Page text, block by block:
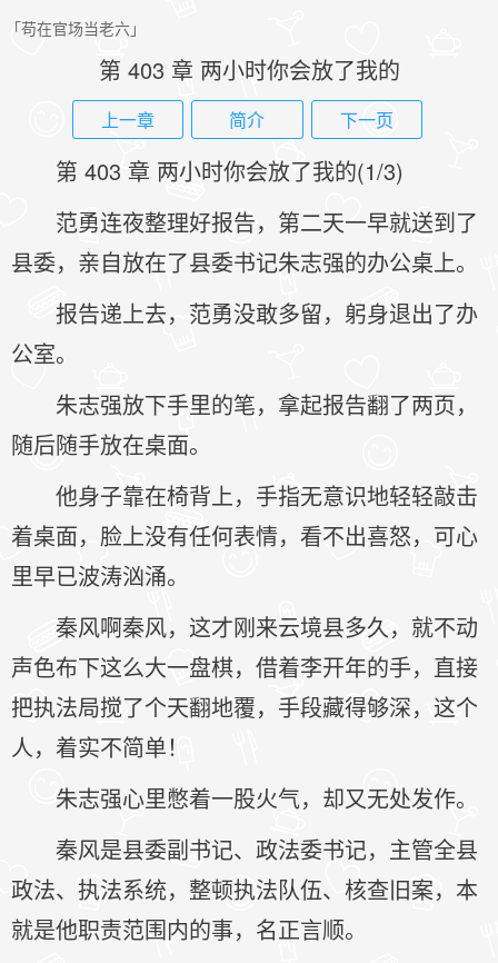
「苟在官场当老六」
第 403 章 两小时你会放了我的
上一章 简介 下一页
第 403 章 两小时你会放了我的(1/3)
范勇连夜整理好报告，第二天一早就送到了
县委，亲自放在了县委书记朱志强的办公桌上。
报告递上去，范勇没敢多留，躬身退出了办
公室。
朱志强放下手里的笔，拿起报告翻了两页，
随后随手放在桌面。
他身子靠在椅背上，手指无意识地轻轻敲击
着桌面，脸上没有任何表情，看不出喜怒，可心
里早已波涛汹涌。
秦风啊秦风，这才刚来云境县多久，就不动
声色布下这么大一盘棋，借着李开年的手，直接
把执法局搅了个天翻地覆，手段藏得够深，这个
人，着实不简单！
朱志强心里憋着一股火气，却又无处发作。
秦风是县委副书记、政法委书记，主管全县
政法、执法系统，整顿执法队伍、核查旧案，本
就是他职责范围内的事，名正言顺。